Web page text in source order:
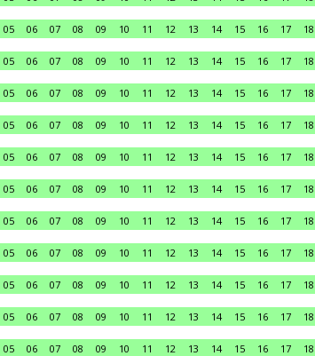
05 06 07 08 09 10 11 12 13 14 15 16 17 18
05 06 07 08 09 10 11 12 13 14 15 16 17 18
05 06 07 08 09 10 11 12 13 14 15 16 17 18
05 06 07 08 09 10 11 12 13 14 15 16 17 18
05 06 07 08 09 10 11 12 13 14 15 16 17 18
05 06 07 08 09 10 11 12 13 14 15 16 17 18
05 06 07 08 09 10 11 12 13 14 15 16 17 18
05 06 07 08 09 10 11 12 13 14 15 16 17 18
05 06 07 08 09 10 11 12 13 14 15 16 17 18
05 06 07 08 09 10 11 12 13 14 15 16 17 18
05 06 07 08 09 10 11 12 13 14 15 16 17 18